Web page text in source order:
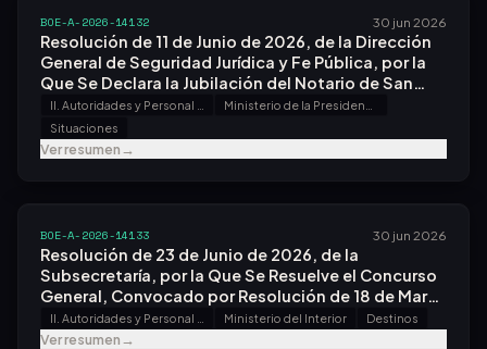
BOE-A-2026-14132 30 jun 2026
Resolución de 11 de Junio de 2026, de la Dirección
General de Seguridad Jurídica y Fe Pública, por la
Que Se Declara la Jubilación del Notario de San
Javier Don Pedro Facundo Garré Navarro.
Situaciones
Ver resumen→
BOE-A-2026-14133 30 jun 2026
Resolución de 23 de Junio de 2026, de la
Subsecretaría, por la Que Se Resuelve el Concurso
General, Convocado por Resolución de 18 de Marzo
de 2026, en los Servicios Periféricos de la
Secretaría General de Instituciones Penitenciarias.
Ministerio del Interior Destinos
Ver resumen→